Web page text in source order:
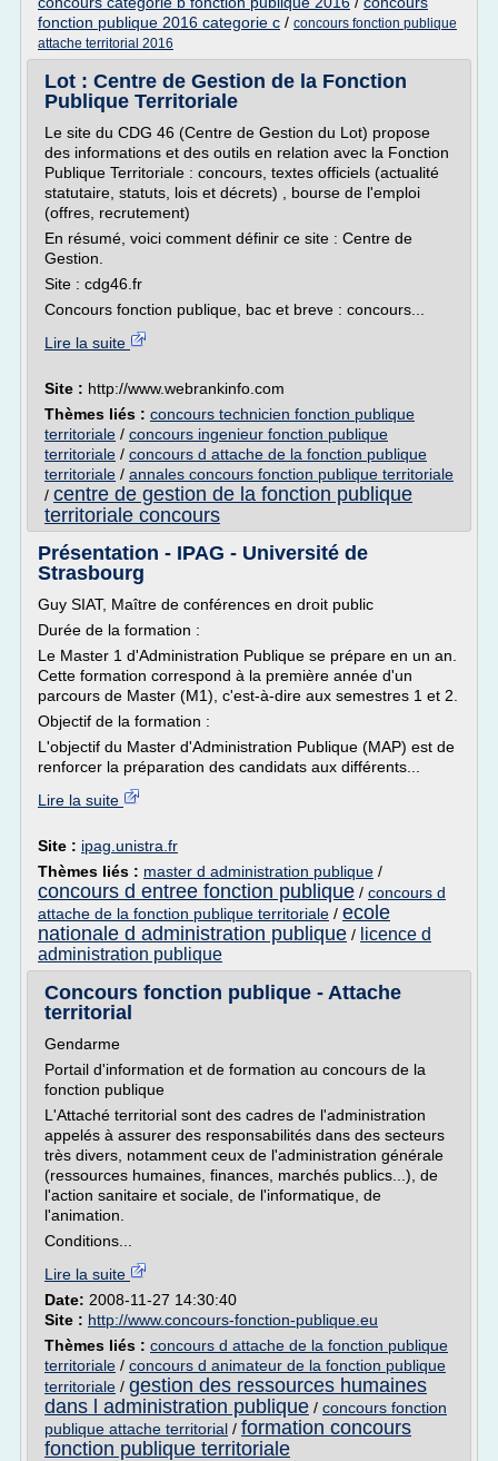
fonction publique 2016 categorie c / concours fonction publique
attache territorial 2016
Lot : Centre de Gestion de la Fonction
Publique Territoriale
Le site du CDG 46 (Centre de Gestion du Lot) propose
des informations et des outils en relation avec la Fonction
Publique Territoriale : concours, textes officiels (actualité
statutaire, statuts, lois et décrets) , bourse de l'emploi
(offres, recrutement)
En résumé, voici comment définir ce site : Centre de
Gestion.
Site : cdg46.fr
Concours fonction publique, bac et breve : concours...
Lire la suite
Site : http://www.webrankinfo.com
Thèmes liés : concours technicien fonction publique
territoriale / concours ingenieur fonction publique
territoriale / concours d attache de la fonction publique
territoriale / annales concours fonction publique territoriale
/ centre de gestion de la fonction publique
territoriale concours
Présentation - IPAG - Université de
Strasbourg
Guy SIAT, Maître de conférences en droit public
Durée de la formation :
Le Master 1 d'Administration Publique se prépare en un an.
Cette formation correspond à la première année d'un
parcours de Master (M1), c'est-à-dire aux semestres 1 et 2.
Objectif de la formation :
L'objectif du Master d'Administration Publique (MAP) est de
renforcer la préparation des candidats aux différents...
Lire la suite
Site : ipag.unistra.fr
Thèmes liés : master d administration publique /
concours d entree fonction publique / concours d
attache de la fonction publique territoriale / ecole
nationale d administration publique / licence d
administration publique
Concours fonction publique - Attache
territorial
Gendarme
Portail d'information et de formation au concours de la
fonction publique
L'Attaché territorial sont des cadres de l'administration
appelés à assurer des responsabilités dans des secteurs
très divers, notamment ceux de l'administration générale
(ressources humaines, finances, marchés publics...), de
l'action sanitaire et sociale, de l'informatique, de
l'animation.
Conditions...
Lire la suite
Date: 2008-11-27 14:30:40
Site : http://www.concours-fonction-publique.eu
Thèmes liés : concours d attache de la fonction publique
territoriale / concours d animateur de la fonction publique
territoriale / gestion des ressources humaines
dans l administration publique / concours fonction
publique attache territorial / formation concours
fonction publique territoriale